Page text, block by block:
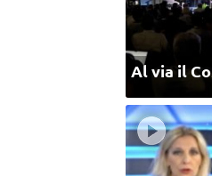
Al via il